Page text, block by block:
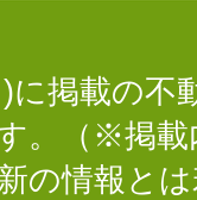
掲載の不
。（※掲
の情報と